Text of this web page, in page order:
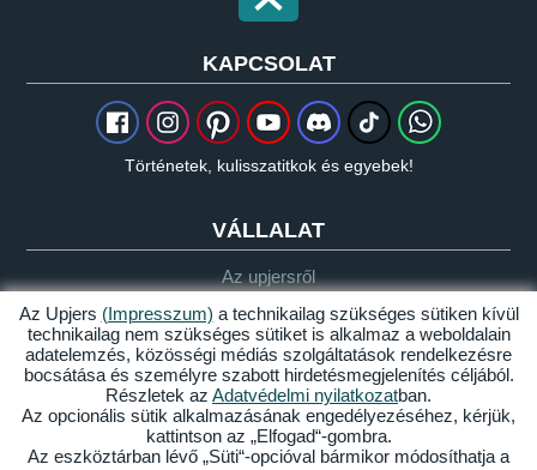
KAPCSOLAT
Történetek, kulisszatitkok és egyebek!
VÁLLALAT
Az upjersről
Sajtó
Partnerek & együttműködők
FELHASZNÁLÓI ADATOK
Szójegyzék
Az Upjers (Impresszum) a technikailag szükséges sütiken kívül
technikailag nem szükséges sütiket is alkalmaz a weboldalain
adatelemzés, közösségi médiás szolgáltatások rendelkezésre
bocsátása és személyre szabott hirdetésmegjelenítés céljából.
Részletek az Adatvédelmi nyilatkozatban.
Az opcionális sütik alkalmazásának engedélyezéséhez, kérjük,
kattintson az „Elfogad“-gombra.
Az eszköztárban lévő „Süti“-opcióval bármikor módosíthatja a